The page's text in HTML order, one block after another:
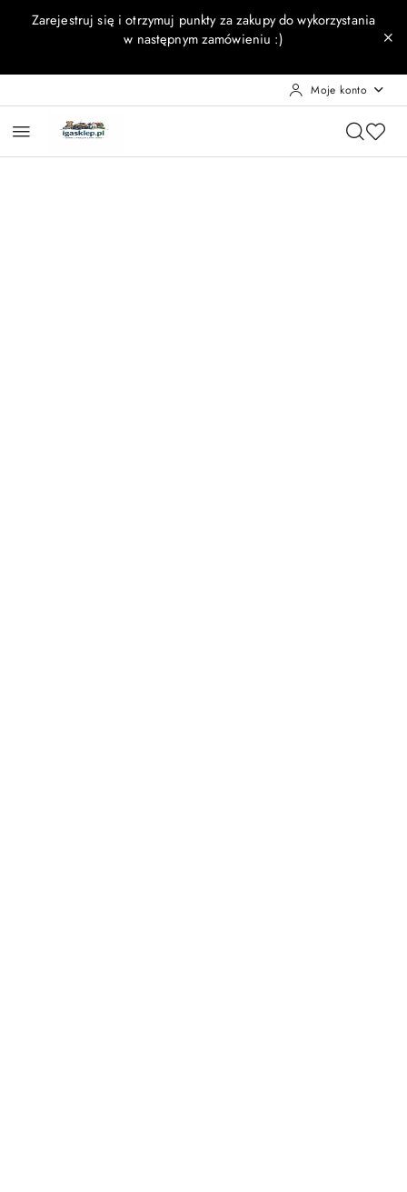
Przejdź do treści głównej
Przejdź do wyszukiwarki
Przejdź do moje konto
Przejdź do menu głównego
Przejdź do opisu produktu
Przejdź do stopki
Zarejestruj się i otrzymuj punkty za zakupy do wykorzystania
w następnym zamówieniu :)
Moje konto